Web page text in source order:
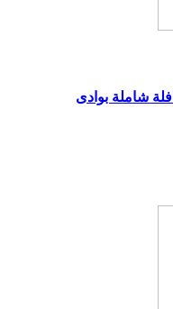
شاملة بوادى